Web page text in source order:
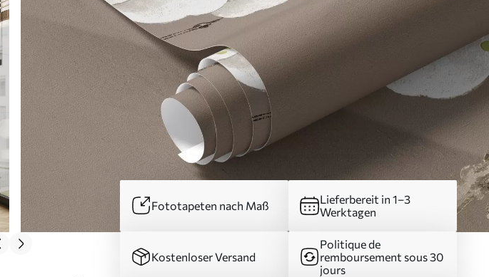
Fototapeten nach Maß
Lieferbereit in 1–3
Werktagen
Kostenloser Versand
Politique de
remboursement sous 30
jours